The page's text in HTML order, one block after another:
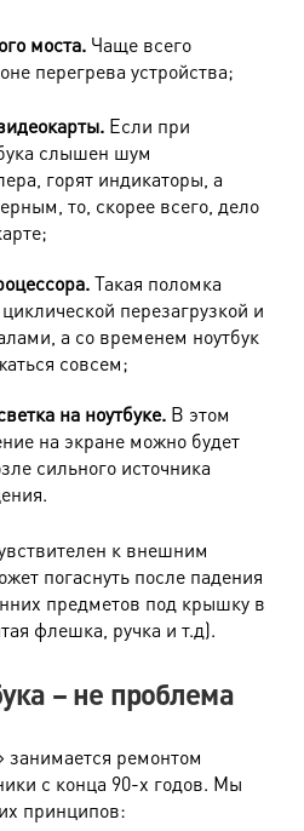
моста.Чаще всего
перегрева устройства;
Если при
слышен шум
горят индикаторы, а
то, скорее всего, дело
Такая поломка
перезагрузкой и
а со временем ноутбук
совсем;
на ноутбуке.В этом
на экране можно будет
сильного источника
к внешним
погаснуть после падения
предметов под крышку в
флешка, ручка и т.д).
– не проблема
ремонтом
с конца 90-х годов. Мы
принципов: